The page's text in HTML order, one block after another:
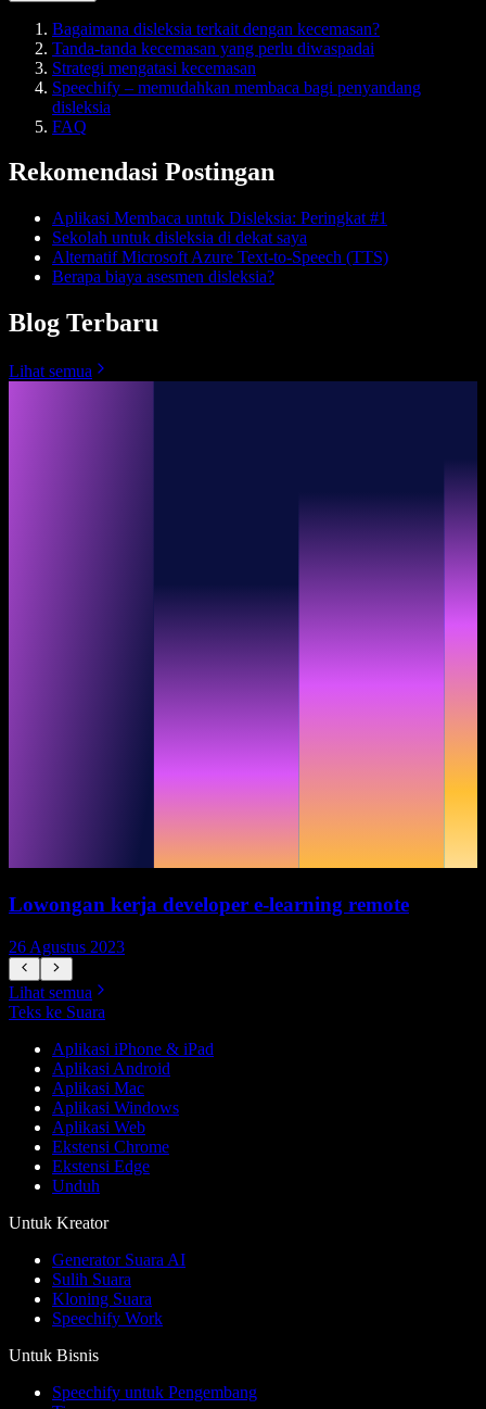
Bagaimana disleksia terkait dengan kecemasan?
Tanda-tanda kecemasan yang perlu diwaspadai
Strategi mengatasi kecemasan
Speechify – memudahkan membaca bagi penyandang
disleksia
FAQ
Rekomendasi Postingan
Aplikasi Membaca untuk Disleksia: Peringkat #1
Sekolah untuk disleksia di dekat saya
Alternatif Microsoft Azure Text-to-Speech (TTS)
Berapa biaya asesmen disleksia?
Blog Terbaru
Lihat semua
Lowongan kerja developer e-learning remote
26 Agustus 2023
Lihat semua
Teks ke Suara
Aplikasi iPhone & iPad
Aplikasi Android
Aplikasi Mac
Aplikasi Windows
Aplikasi Web
Ekstensi Chrome
Ekstensi Edge
Unduh
Untuk Kreator
Generator Suara AI
Sulih Suara
Kloning Suara
Speechify Work
Untuk Bisnis
Speechify untuk Pengembang